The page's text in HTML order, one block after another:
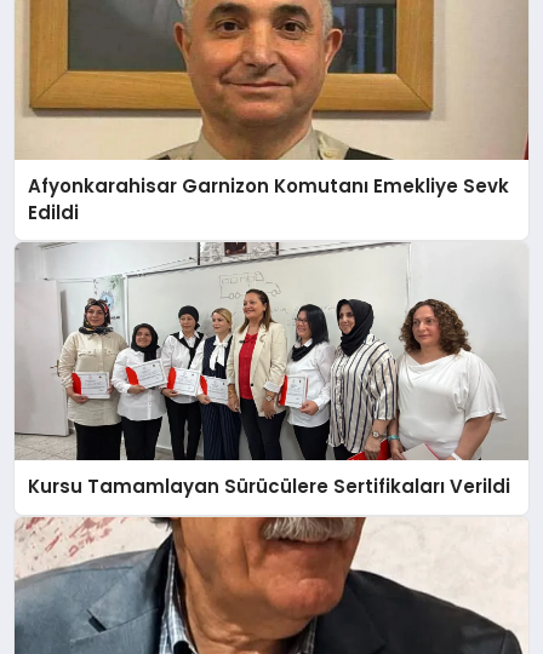
Afyonkarahisar Garnizon Komutanı Emekliye Sevk
Edildi
Kursu Tamamlayan Sürücülere Sertifikaları Verildi